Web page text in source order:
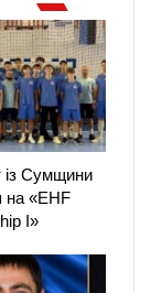
із Сумщини
на «EHF
І»